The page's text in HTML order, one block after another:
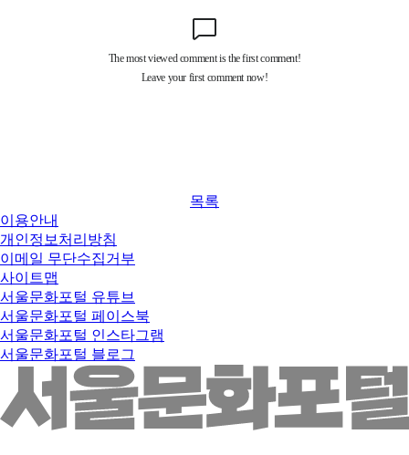
목록
이용안내
개인정보처리방침
이메일 무단수집거부
사이트맵
서울문화포털 유튜브
서울문화포털 페이스북
서울문화포털 인스타그램
서울문화포털 블로그